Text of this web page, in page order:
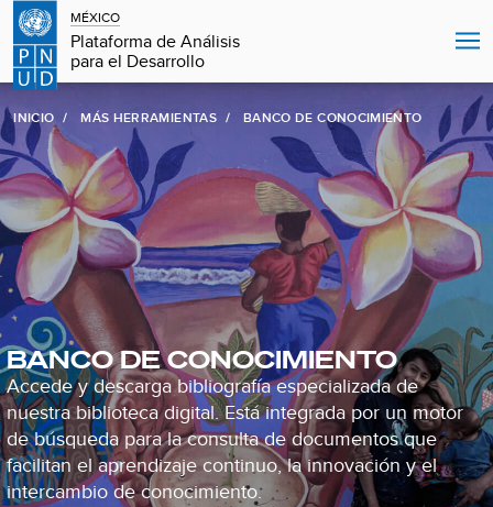
MÉXICO
Plataforma de Análisis
para el Desarrollo
INICIO MÁS HERRAMIENTAS BANCO DE CONOCIMIENTO
BANCO DE CONOCIMIENTO
Accede y descarga bibliografía especializada de
nuestra biblioteca digital. Está integrada por un motor
de búsqueda para la consulta de documentos que
facilitan el aprendizaje continuo, la innovación y el
intercambio de conocimiento.